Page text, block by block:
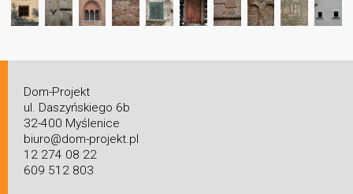
Dom-Projekt
ul. Daszyńskiego 6b
32-400 Myślenice
biuro@dom-projekt.pl
12 274 08 22
609 512 803